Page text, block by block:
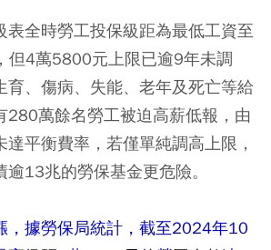
表全時勞工投保級距為最低工資至
但4萬5800元上限已逾9年未調
育、傷病、失能、老年及死亡等給
280萬餘名勞工被迫高薪低報，由
平衡費率，若僅單純調高上限，
13兆的勞保基金更危險。
，據勞保局統計，截至2024年10